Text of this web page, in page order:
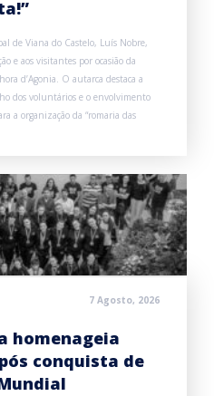
de Viana do Castelo, Luís Nobre,
e aos visitantes por ocasião da
d’Agonia. O autarca destaca a
dos voluntários e o envolvimento
a organização da “romaria das
7 Agosto, 2026
homenageia
conquista de